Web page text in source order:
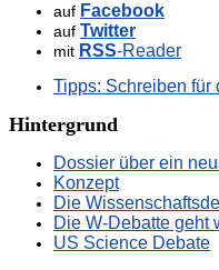
auf Facebook
auf Twitter
mit RSS-Reader
Tipps: Schreiben für
Hintergrund
Dossier über ein
Konzept
Die
Die W-Debatte geht
US Science Debate